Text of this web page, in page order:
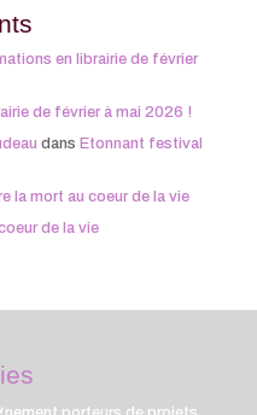
en librairie de février
de février à mai 2026 !
dans Etonnant festival
la mort au coeur de la vie
de la vie